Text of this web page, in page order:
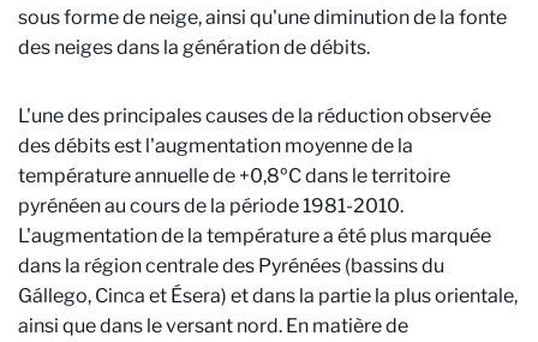
sous forme de neige, ainsi qu'une diminution de la fonte
des neiges dans la génération de débits.
L'une des principales causes de la réduction observée
des débits est l'augmentation moyenne de la
température annuelle de +0,8ºC dans le territoire
pyrénéen au cours de la période 1981-2010.
L'augmentation de la température a été plus marquée
dans la région centrale des Pyrénées (bassins du
Gállego, Cinca et Ésera) et dans la partie la plus orientale,
ainsi que dans le versant nord. En matière de